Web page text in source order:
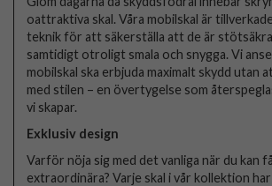
oattraktiva skal. Våra mobilskal är
teknik för att säkerställa att de är
samtidigt otroligt smala och snygga. Vi
mobilskal ska erbjuda maximalt skydd utan
med stilen – en övertygelse som
vi skapar.
Exklusiv design
Varför nöja sig med det vanliga när du kan
extraordinära? Varje skal i vår kollektion har